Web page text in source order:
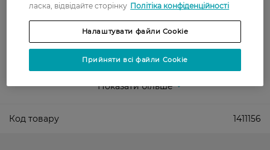
Оплата
Оплата карткою
Післяоплата
Показати більше
Код товару 1411156
ласка, відвідайте сторінку Політіка конфіденційності
Налаштувати файли Cookie
Прийняти всі файли Cookie